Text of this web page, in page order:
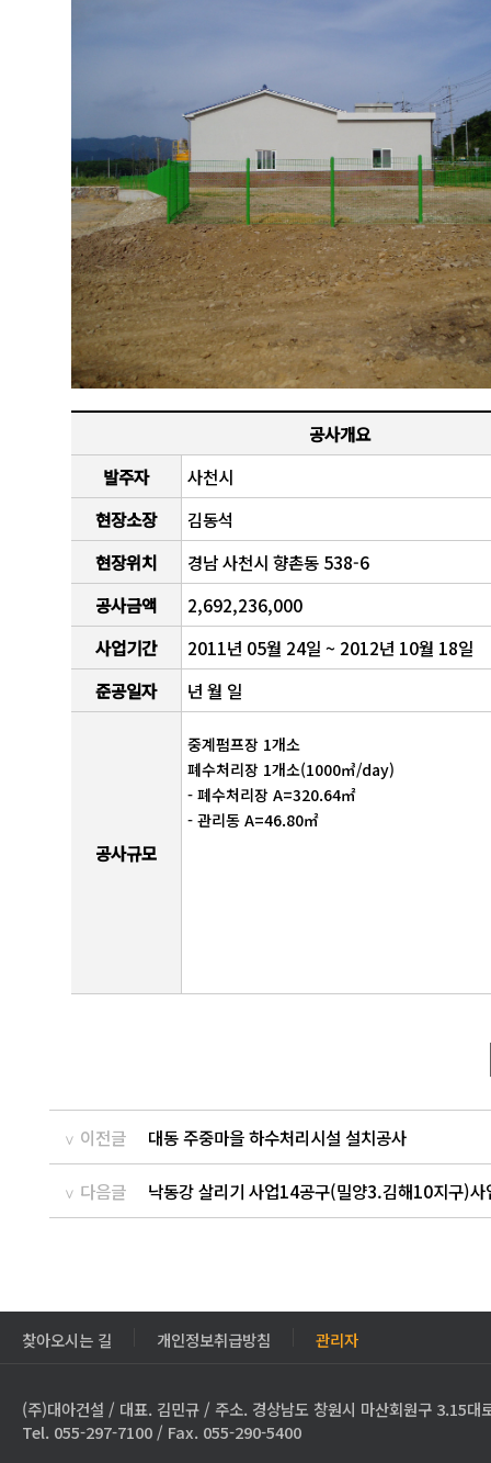
공사개요
발주자
사천시
현장소장
김동석
현장위치
경남 사천시 향촌동 538-6
공사금액
2,692,236,000
사업기간
2011년 05월 24일 ~ 2012년 10월 18일
준공일자
년 월 일
공사규모
중계펌프장 1개소
폐수처리장 1개소(1000㎥/day)
- 폐수처리장 A=320.64㎡
- 관리동 A=46.80㎡
이전글 대동 주중마을 하수처리시설 설치공사
다음글 낙동강 살리기 사업14공구(밀양3.김해10지구)사
찾아오시는 길 개인정보취급방침 관리자
(주)대아건설 / 대표. 김민규 / 주소. 경상남도 창원시 마산회원구 3.15대
Tel. 055-297-7100 / Fax. 055-290-5400